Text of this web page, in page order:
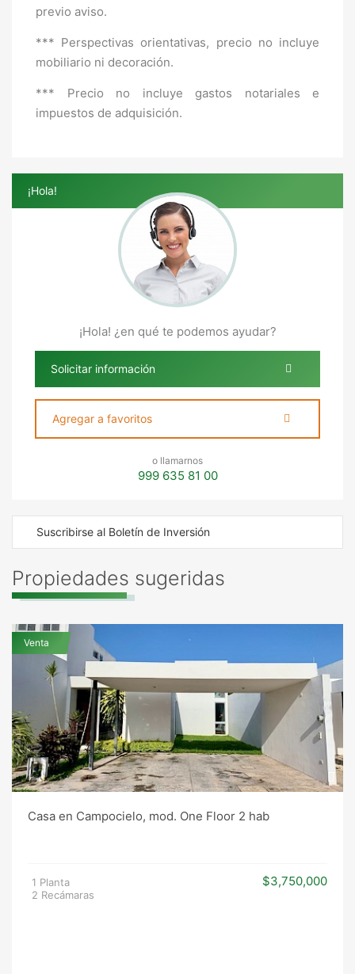
previo aviso.
*** Perspectivas orientativas, precio no incluye
mobiliario ni decoración.
*** Precio no incluye gastos notariales e
impuestos de adquisición.
¡Hola!
¡Hola! ¿en qué te podemos ayudar?
Solicitar información
Agregar a favoritos
o llamarnos
999 635 81 00
Suscribirse al Boletín de Inversión
Propiedades sugeridas
Venta
Casa en Campocielo, mod. One Floor 2 hab
1 Planta
2 Recámaras
$3,750,000